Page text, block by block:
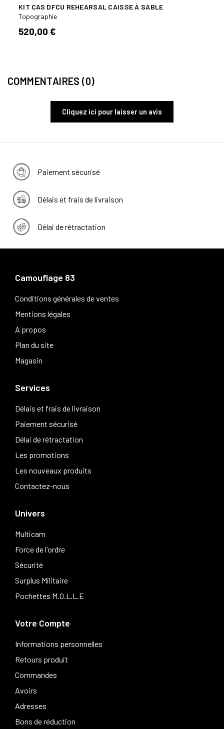
KIT CAS DFCU REHEARSAL CAISSE À SABLE
Topographie
520,00 €
COMMENTAIRES (0)
Cliquez ici pour laisser un avis
Paiement sécurisé
Délais et frais de livraison
Délai de rétractation
Camouflage 83
Conditions générales de ventes
Mentions légales
A propos
Plan du site
Magasin
Services
Délais et frais de livraison
Paiement sécurisé
Délai de rétractation
Les promotions
Les nouveaux produits
Contactez-nous
Univers
Multicam
Force de l'ordre
Sécurité
Surplus Militaire
Pochettes M.O.L.L.E
Votre Compte
Informations personnelles
Retours produit
Commandes
Avoirs
Adresses
Bons de réduction